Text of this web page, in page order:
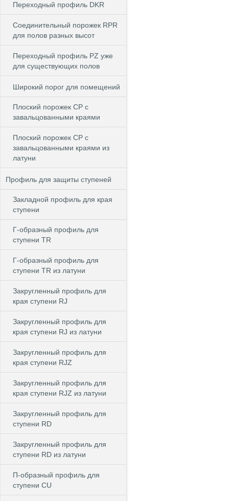
Переходный профиль DKR
Cоединительный порожек RPR
для полов разных высот
Переходный профиль PZ уже
для существующих полов
Широкий порог для помещений
Плоский порожек СP с
завальцованными краями
Плоский порожек СP с
завальцованными краями из
латуни
Профиль для защиты ступеней
Закладной профиль для края
ступени
Г-образный профиль для
ступени TR
Г-образный профиль для
ступени TR из латуни
Закругленный профиль для
края ступени RJ
Закругленный профиль для
края ступени RJ из латуни
Закругленный профиль для
края ступени RJZ
Закругленный профиль для
края ступени RJZ из латуни
Закругленный профиль для
ступени RD
Закругленный профиль для
ступени RD из латуни
П-образный профиль для
ступени CU